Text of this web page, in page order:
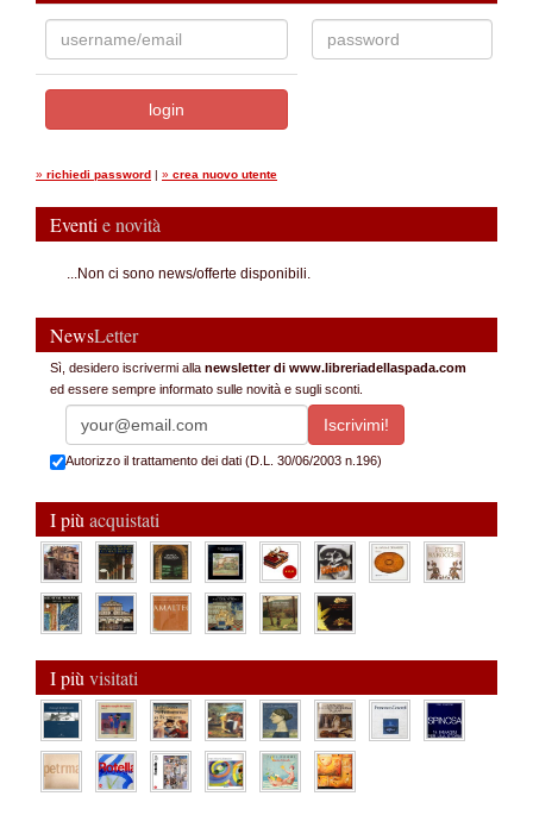
» richiedi password | » crea nuovo utente
Eventi e novità
...Non ci sono news/offerte disponibili.
NewsLetter
Sì, desidero iscrivermi alla newsletter di www.libreriadellaspada.com
ed essere sempre informato sulle novità e sugli sconti.
Autorizzo il trattamento dei dati (D.L. 30/06/2003 n.196)
I più acquistati
I più visitati